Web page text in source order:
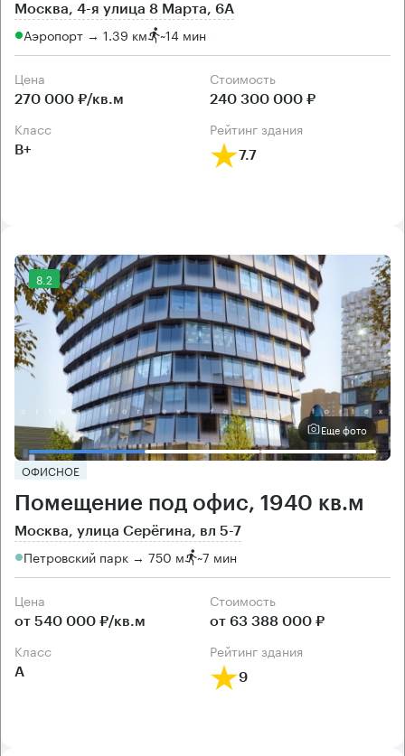
Москва, 4-я улица 8 Марта, 6А
Аэропорт → 1.39 км ~14 мин
Цена
270 000 ₽/кв.м
Cтоимость
240 300 000 ₽
класс
B+
рейтинг здания
7.7
8.2
Еще фото
ОФИСНОЕ
Помещение под офис, 1940 кв.м
Москва, улица Серёгина, вл 5-7
Петровский парк → 750 м ~7 мин
Цена
от 540 000 ₽/кв.м
Cтоимость
от 63 388 000 ₽
класс
А
рейтинг здания
9